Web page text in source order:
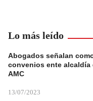
Lo más leído
Abogados señalan
convenios ente alcaldía
AMC
13/07/2023